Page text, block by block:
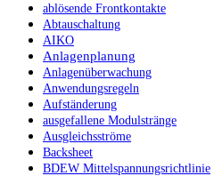
ablösende Frontkontakte
Abtauschaltung
AIKO
Anlagenplanung
Anlagenüberwachung
Anwendungsregeln
Aufständerung
ausgefallene Modulstränge
Ausgleichsströme
Backsheet
BDEW Mittelspannungsrichtlinie